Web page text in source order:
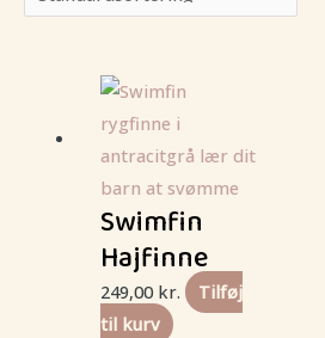
Swimfin
Hajfinne
249,00 kr.
Tilføj
til kurv